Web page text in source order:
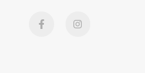
a
n